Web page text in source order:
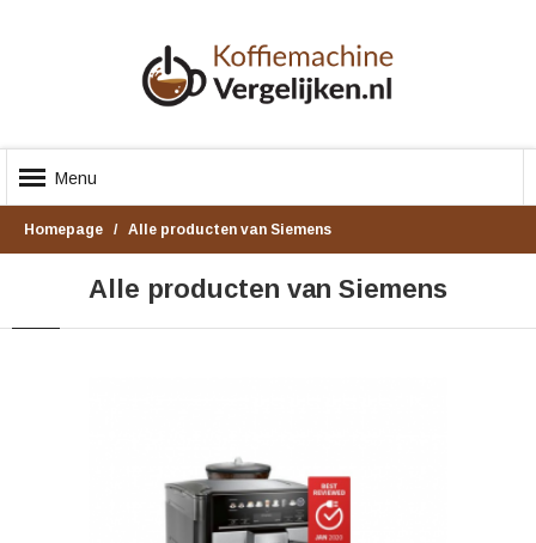
Menu
Homepage Alle producten van Siemens
Alle producten van Siemens